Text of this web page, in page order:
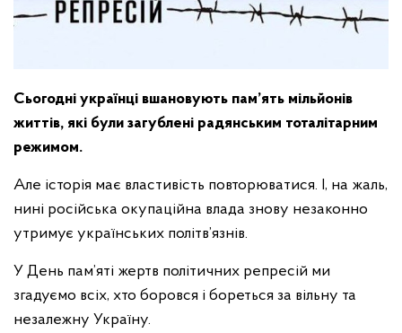
Сьогодні українці вшановують пам’ять мільйонів
життів, які були загублені радянським тоталітарним
режимом.
Але історія має властивість повторюватися. І, на жаль,
нині російська окупаційна влада знову незаконно
утримує українських політв’язнів.
У День пам’яті жертв політичних репресій ми
згадуємо всіх, хто боровся і бореться за вільну та
незалежну Україну.